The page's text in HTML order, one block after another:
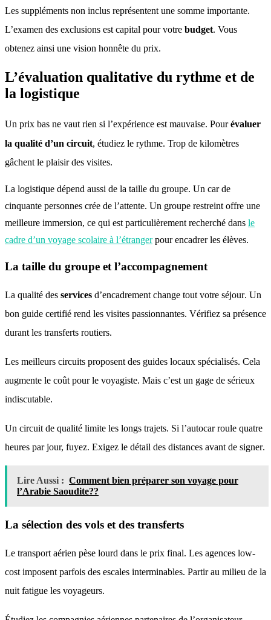
Les suppléments non inclus représentent une somme importante.
L’examen des exclusions est capital pour votre budget. Vous
obtenez ainsi une vision honnête du prix.
L’évaluation qualitative du rythme et de
la logistique
Un prix bas ne vaut rien si l’expérience est mauvaise. Pourévaluer
la qualité d’un circuit, étudiez le rythme. Trop de kilomètres
gâchent le plaisir des visites.
La logistique dépend aussi de la taille du groupe. Un car de
cinquante personnes crée de l’attente. Un groupe restreint offre une
meilleure immersion, ce qui est particulièrement recherché dans le
cadre d’un voyage scolaire à l’étrangerpour encadrer les élèves.
La taille du groupe et l’accompagnement
La qualité des services d’encadrement change tout votre séjour. Un
bon guide certifié rend les visites passionnantes. Vérifiez sa présence
durant les transferts routiers.
Les meilleurs circuits proposent des guides locaux spécialisés. Cela
augmente le coût pour le voyagiste. Mais c’est un gage de sérieux
indiscutable.
Un circuit de qualité limite les longs trajets. Si l’autocar roule quatre
heures par jour, fuyez. Exigez le détail des distances avant de signer.
Lire Aussi : Comment bien préparer son voyage pour
l’Arabie Saoudite??
La sélection des vols et des transferts
Le transport aérien pèse lourd dans le prix final. Les agences low-
cost imposent parfois des escales interminables. Partir au milieu de la
nuit fatigue les voyageurs.